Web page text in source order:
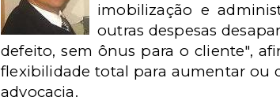
imobilização e
outras despesas
defeito, sem ônus para o cliente",
flexibilidade total para aumentar ou
advocacia.